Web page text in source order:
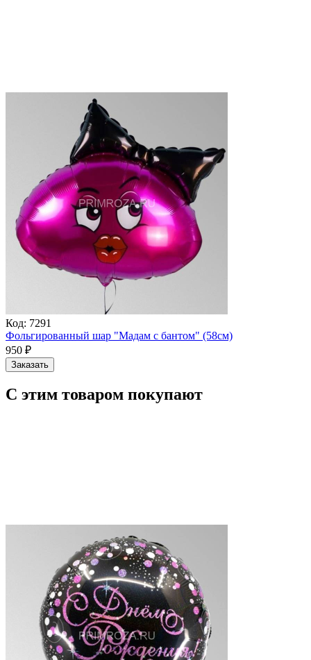
Код: 7291
Фольгированный шар "Мадам с бантом" (58см)
950 ₽
Заказать
С этим товаром покупают